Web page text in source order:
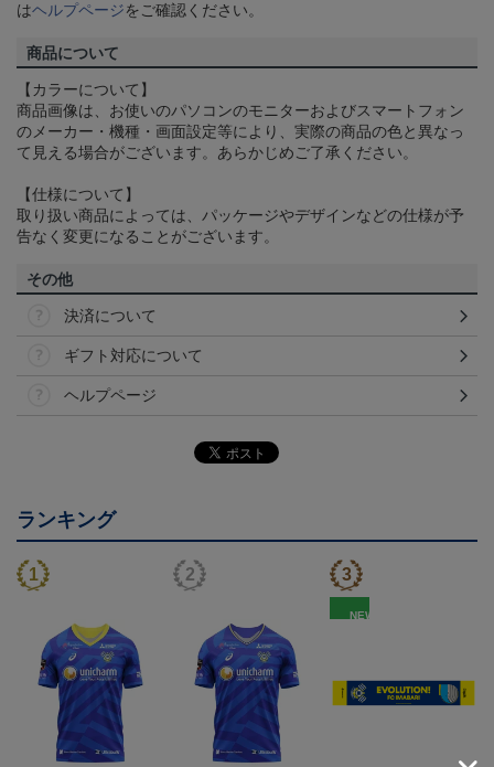
はヘルプページをご確認ください。
商品について
【カラーについて】
商品画像は、お使いのパソコンのモニターおよびスマートフォン
のメーカー・機種・画面設定等により、実際の商品の色と異なっ
て見える場合がございます。あらかじめご了承ください。
【仕様について】
取り扱い商品によっては、パッケージやデザインなどの仕様が予
告なく変更になることがございます。
その他
決済について
ギフト対応について
ヘルプページ
ランキング
NEW